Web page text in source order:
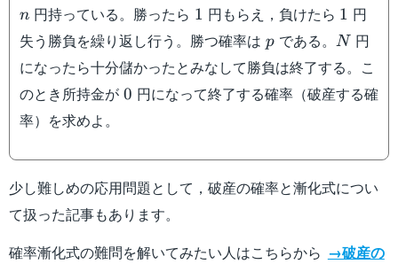
n
n 円持っている。勝ったら 1
1 円もらえ，負けたら 1
1 円
失う勝負を繰り返し行う。勝つ確率は p
p である。 N
N円
になったら十分儲かったとみなして勝負は終了する。こ
のとき所持金が 0
0 円になって終了する確率（破産する確
率）を求めよ。
少し難しめの応用問題として，破産の確率と漸化式につい
て扱った記事もあります。
確率漸化式の難問を解いてみたい人はこちらから →破産の